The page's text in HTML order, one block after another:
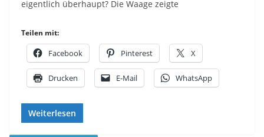
eigentlich überhaupt? Die Waage zeigte
Teilen mit:
Facebook Pinterest X
Drucken E-Mail WhatsApp
Weiterlesen